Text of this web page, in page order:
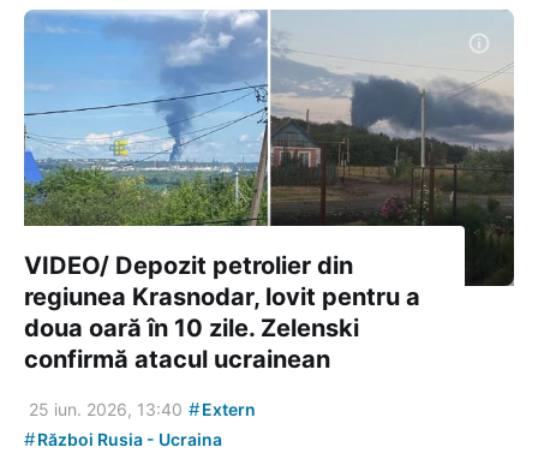
VIDEO/ Depozit petrolier din
regiunea Krasnodar, lovit pentru a
doua oară în 10 zile. Zelenski
confirmă atacul ucrainean
25 iun. 2026, 13:40 #Extern
#Război Rusia - Ucraina